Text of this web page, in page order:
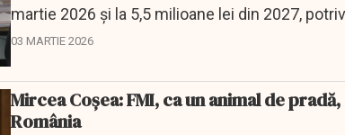
martie 2026 și la 5,5 milioane lei din 2027,
tranzitorii...
03 MARTIE 2026
Mircea Coșea: FMI, ca un animal de
România